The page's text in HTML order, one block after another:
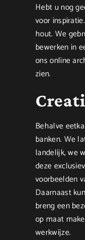
Hebt u nog
voor
hout. We
bewerken in
ons online
zien.
Behalve
banken. We
landelijk, we
deze
voorbeelden
Daarnaast
breng een
op maat
werkwijze.